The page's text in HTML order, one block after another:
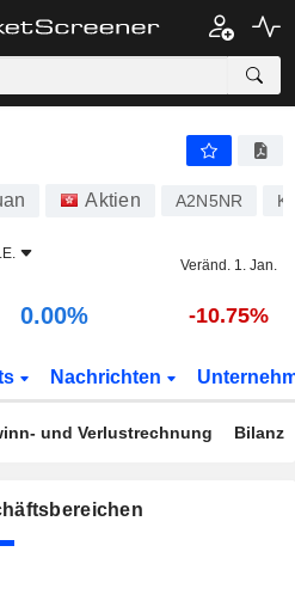
Aktien A2N5NR
Veränd. 1. Jan.
0.00% -10.75%
Nachrichten
und Verlustrechnung Bilanz